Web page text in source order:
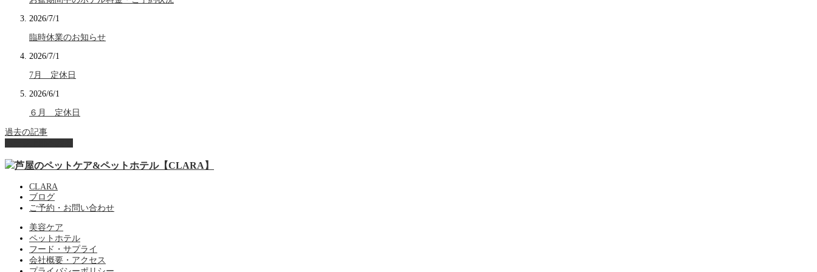
2026/7/1
臨時休業のお知らせ
2026/7/1
7月 定休日
2026/6/1
６月 定休日
過去の記事
CLARA
ブログ
ご予約・お問い合わせ
美容ケア
ペットホテル
フード・サプライ
会社概要・アクセス